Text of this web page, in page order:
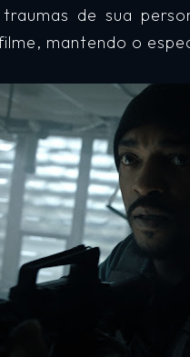
de sua
mantendo o